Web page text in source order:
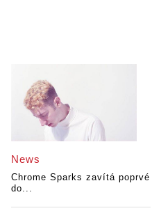
News
Chrome Sparks zavítá poprvé
do...